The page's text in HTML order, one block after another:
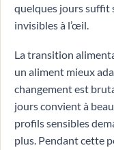
quelques jours suffit
invisibles à l’œil.
La transition
un aliment mieux
changement est
jours convient à
profils sensibles
plus. Pendant cette